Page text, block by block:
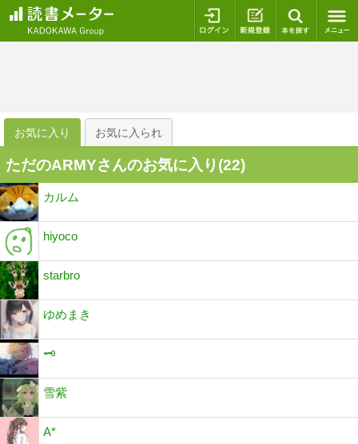
ログイン 新規登録
お気に入り お気に入られ
ただのARMYさんのお気に入り(22)
カルム
hiyoco
starbro
ゆめまき
🗝
雪紫
A*